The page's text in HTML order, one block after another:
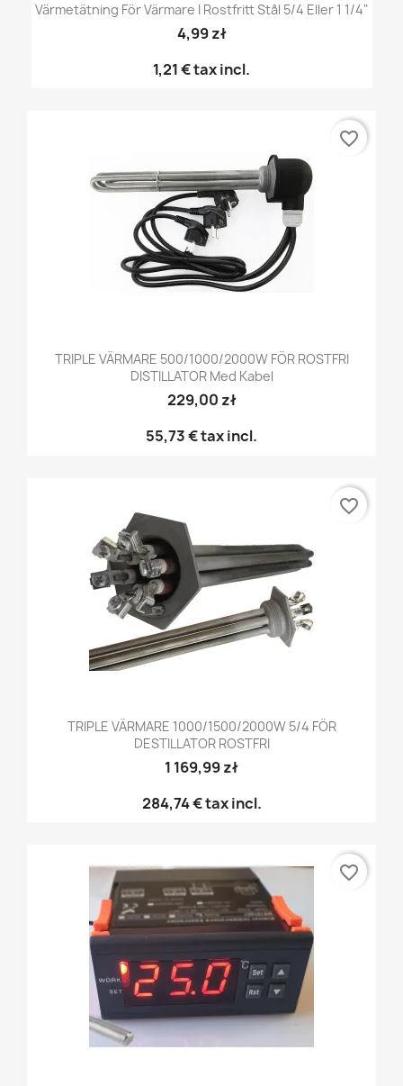
Värmetätning För Värmare I Rostfritt Stål 5/4 Eller 1 1/4"
4,99 zł
1,21 €tax incl.
TRIPLE VÄRMARE 500/1000/2000W FÖR ROSTFRI
DISTILLATOR Med Kabel
229,00 zł
55,73 €tax incl.
favorite_border
TRIPLE VÄRMARE 1000/1500/2000W 5/4 FÖR
DESTILLATOR ROSTFRI
1 169,99 zł
284,74 €tax incl.
favorite_border
favorite_border